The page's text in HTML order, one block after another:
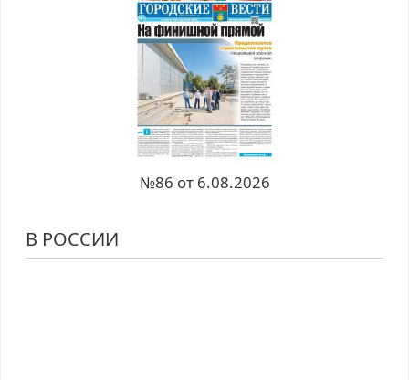
№86 от 6.08.2026
В РОССИИ